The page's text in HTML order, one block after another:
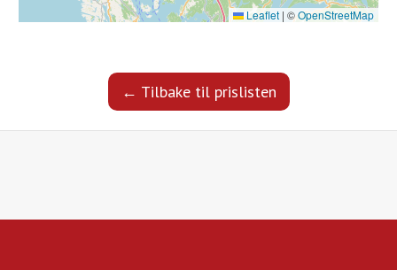
Leaflet | ©OpenStreetMap
← Tilbake til prislisten